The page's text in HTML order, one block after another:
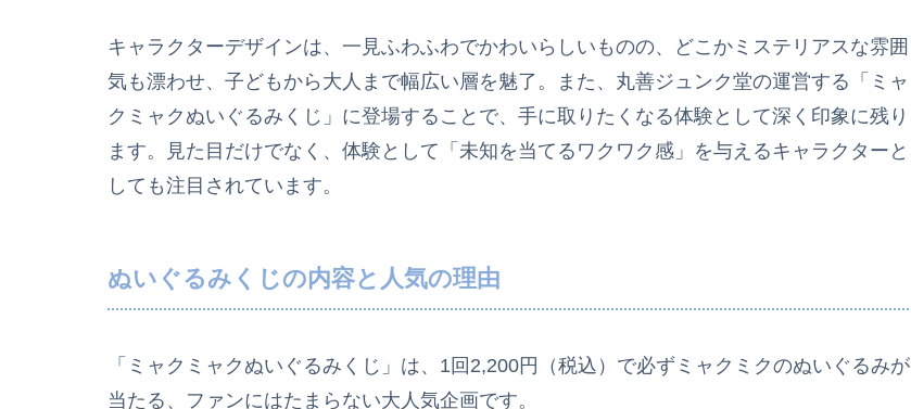
キャラクターデザインは、一見ふわふわでかわいらしいものの、どこかミステリアスな雰囲
気も漂わせ、子どもから大人まで幅広い層を魅了。また、丸善ジュンク堂の運営する「ミャ
クミャクぬいぐるみくじ」に登場することで、手に取りたくなる体験として深く印象に残り
ます。見た目だけでなく、体験として「未知を当てるワクワク感」を与えるキャラクターと
しても注目されています。
ぬいぐるみくじの内容と人気の理由
「ミャクミャクぬいぐるみくじ」は、1回2,200円（税込）で必ずミャクミクのぬいぐるみが
当たる、ファンにはたまらない大人気企画です。